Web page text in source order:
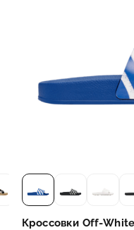
Кроссовки Off-